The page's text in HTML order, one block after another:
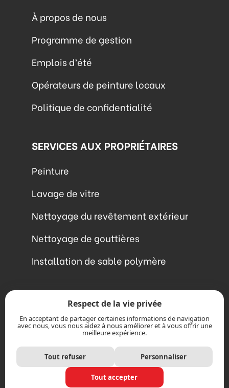
À propos de nous
Programme de gestion
Emplois d’été
Opérateurs de peinture locaux
Politique de confidentialité
SERVICES AUX PROPRIÉTAIRES
Peinture
Lavage de vitre
Nettoyage du revêtement extérieur
Nettoyage de gouttières
Installation de sable polymère
1-866-675-9675
Écrivez-nous
Respect de la vie privée
En acceptant de partager certaines informations de navigation
avec nous, vous nous aidez à nous améliorer et à vous offrir une
meilleure expérience.
Tout refuser Personnaliser
Tout accepter